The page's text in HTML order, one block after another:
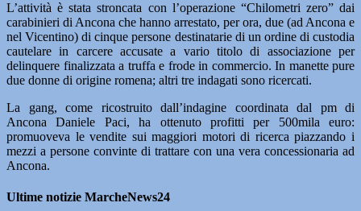
L’attività è stata stroncata con l’operazione “Chilometri zero” dai
carabinieri di Ancona che hanno arrestato, per ora, due (ad Ancona e
nel Vicentino) di cinque persone destinatarie di un ordine di custodia
cautelare in carcere accusate a vario titolo di associazione per
delinquere finalizzata a truffa e frode in commercio. In manette pure
due donne di origine romena; altri tre indagati sono ricercati.
La gang, come ricostruito dall’indagine coordinata dal pm di
Ancona Daniele Paci, ha ottenuto profitti per 500mila euro:
promuoveva le vendite sui maggiori motori di ricerca piazzando i
mezzi a persone convinte di trattare con una vera concessionaria ad
Ancona.
Ultime notizie MarcheNews24